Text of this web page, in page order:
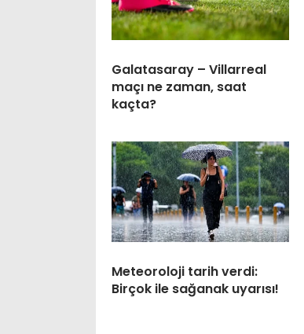
Galatasaray – Villarreal
maçı ne zaman, saat
kaçta?
Meteoroloji tarih verdi:
Birçok ile sağanak uyarısı!